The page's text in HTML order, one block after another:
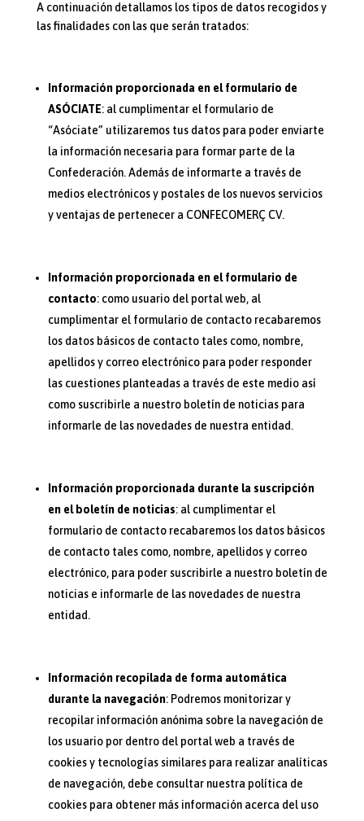
A continuación detallamos los tipos de datos recogidos y
las finalidades con las que serán tratados:
Información proporcionada en el formulario de
ASÓCIATE: al cumplimentar el formulario de
“Asóciate” utilizaremos tus datos para poder enviarte
la información necesaria para formar parte de la
Confederación. Además de informarte a través de
medios electrónicos y postales de los nuevos servicios
y ventajas de pertenecer a CONFECOMERÇ CV.
Información proporcionada en el formulario de
contacto: como usuario del portal web, al
cumplimentar el formulario de contacto recabaremos
los datos básicos de contacto tales como, nombre,
apellidos y correo electrónico para poder responder
las cuestiones planteadas a través de este medio así
como suscribirle a nuestro boletín de noticias para
informarle de las novedades de nuestra entidad.
Información proporcionada durante la suscripción
en el boletín de noticias: al cumplimentar el
formulario de contacto recabaremos los datos básicos
de contacto tales como, nombre, apellidos y correo
electrónico, para poder suscribirle a nuestro boletín de
noticias e informarle de las novedades de nuestra
entidad.
Información recopilada de forma automática
durante la navegación: Podremos monitorizar y
recopilar información anónima sobre la navegación de
los usuario por dentro del portal web a través de
cookies y tecnologías similares para realizar analíticas
de navegación, debe consultar nuestra política de
cookies para obtener más información acerca del uso